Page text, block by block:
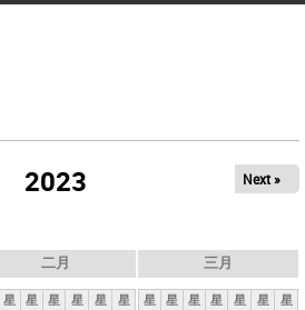
2023 Next »
二月
星 星 星 星 星 星
三月
星 星 星 星 星 星 星